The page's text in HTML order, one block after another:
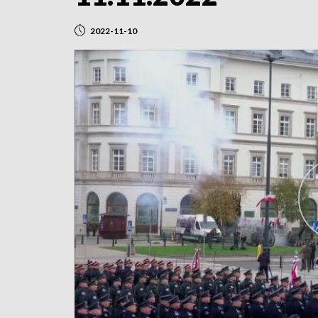
2022-11-10